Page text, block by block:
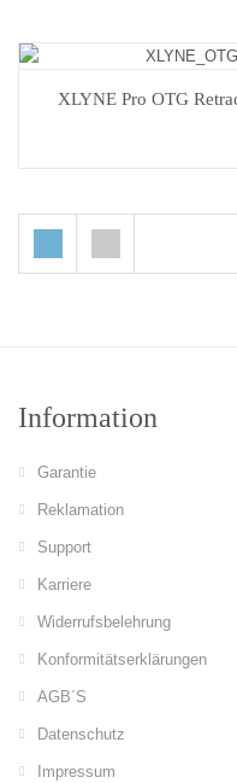
XLYNE Pro OTG
Information
Garantie
Reklamation
Support
Karriere
Widerrufsbelehrung
Konformitätserklärungen
AGB´S
Datenschutz
Impressum